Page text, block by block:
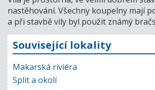
nastěhování. Všechny koupelny mají
a při stavbě vily byl použit známý
Související lokality
Makarská riviéra
Split a okolí